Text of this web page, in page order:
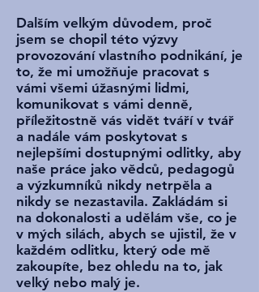
Dalším velkým důvodem, proč
jsem se chopil této výzvy
provozování vlastního podnikání, je
to, že mi umožňuje pracovat s
vámi všemi úžasnými lidmi,
komunikovat s vámi denně,
příležitostně vás vidět tváří v tvář
a nadále vám poskytovat s
nejlepšími dostupnými odlitky, aby
naše práce jako vědců, pedagogů
a výzkumníků nikdy netrpěla a
nikdy se nezastavila. Zakládám si
na dokonalosti a udělám vše, co je
v mých silách, abych se ujistil, že v
každém odlitku, který ode mě
zakoupíte, bez ohledu na to, jak
velký nebo malý je.